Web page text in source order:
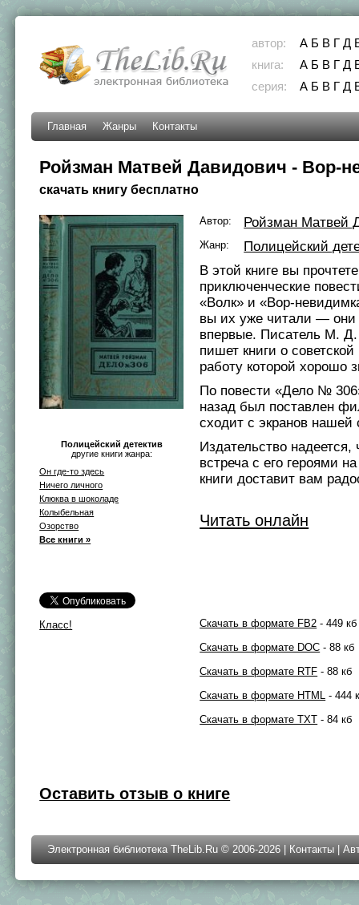
автор: А Б В Г Д
книга:
А Б В Г Д
серия:
А Б В Г Д
Главная Жанры Контакты
Ройзман Матвей Давидович - Вор-
скачать книгу бесплатно
Полицейский детектив
другие книги жанра:
Он где-то здесь
Ничего личного
Клюква в шоколаде
Колыбельная
Озорство
Все книги »
Класс!
Автор: Ройзман Матвей
Жанр:
Полицейский
В этой книге вы
приключенческие
«Волк» и «Вор-
вы их уже читали — они
впервые. Писатель М.
пишет книги о
работу которой хорошо
По повести «Дело №
назад был поставлен
сходит с экранов нашей
Издательство
встреча с его героями
книги доставит вам
Читать онлайн
Скачать в формате FB2 - 449 кб
Скачать в формате DOC - 88 кб
Скачать в формате RTF - 88 кб
Скачать в формате HTML - 444
Скачать в формате TXT - 84 кб
Оставить отзыв о книге
Электронная библиотека TheLib.Ru © 2006-2026 | Контакты |